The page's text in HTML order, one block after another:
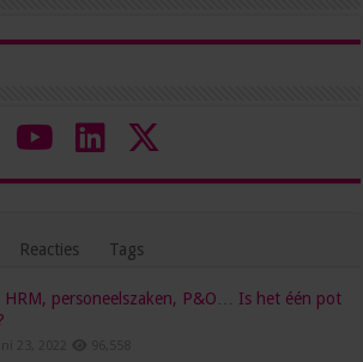
Reacties Tags
HRM, personeelszaken, P&O… Is het één pot